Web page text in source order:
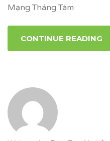
Mạng Tháng Tám
CONTINUE READING